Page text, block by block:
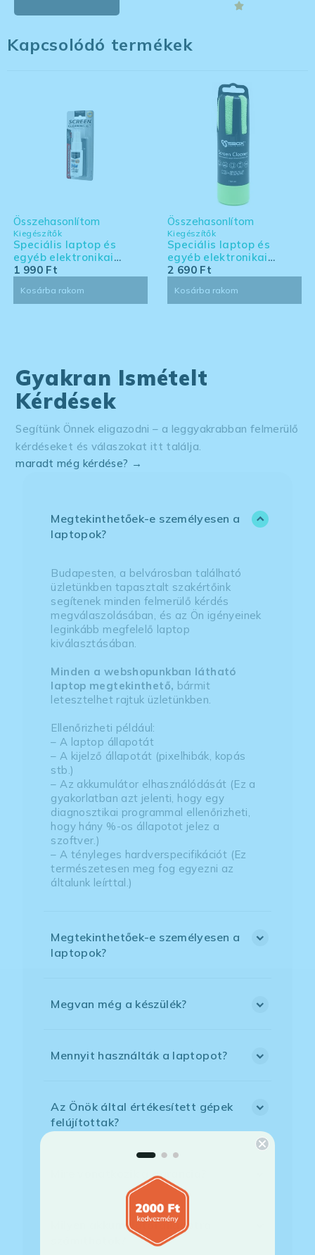
Kapcsolódó termékek
Kiegészítők
Speciális laptop és
egyéb elektronikai
eszköz tisztító készlet -
Összehasonlítom
1 990 Ft
Kosárba rakom
Kiegészítők
Speciális laptop és
egyéb elektronikai
eszköz tisztító készlet -
Összehasonlítom
2 690 Ft
Kosárba rakom
Gyakran Ismételt
Kérdések
Segítünk Önnek eligazodni – a leggyakrabban felmerülő
kérdéseket és válaszokat itt találja.
maradt még kérdése? →
Megtekinthetőek-e személyesen a
laptopok?
Budapesten, a belvárosban található
üzletünkben tapasztalt szakértőink
segítenek minden felmerülő kérdés
megválaszolásában, és az Ön igényeinek
leginkább megfelelő laptop
kiválasztásában.
Minden a webshopunkban látható
laptop megtekinthető, bármit
letesztelhet rajtuk üzletünkben.
Ellenőrizheti például:
– A laptop állapotát
– A kijelző állapotát (pixelhibák, kopás
stb.)
– Az akkumulátor elhasználódását (Ez a
gyakorlatban azt jelenti, hogy egy
diagnosztikai programmal ellenőrizheti,
hogy hány %-os állapotot jelez a
szoftver.)
– A tényleges hardverspecifikációt (Ez
természetesen meg fog egyezni az
általunk leírttal.)
Megtekinthetőek-e személyesen a
laptopok?
Megvan még a készülék?
Mennyit használták a laptopot?
Az Önök által értékesített gépek
felújítottak?
Mire vonatkozik a garancia?
Milyen akkumulátorállapotra